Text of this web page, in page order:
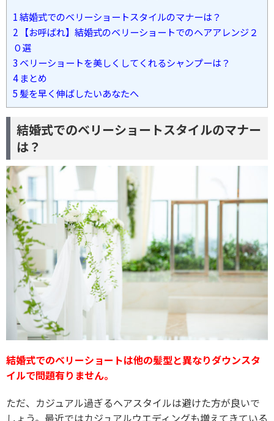
1結婚式でのベリーショートスタイルのマナーは？
2 【お呼ばれ】結婚式のベリーショートでのヘアアレンジ２
０選
3 ベリーショートを美しくしてくれるシャンプーは？
4まとめ
5 髪を早く伸ばしたいあなたへ
結婚式でのベリーショートスタイルのマナー
は？
結婚式でのベリーショートは他の髪型と異なりダウンスタ
イルで問題有りません。
ただ、カジュアル過ぎるヘアスタイルは避けた方が良いで
しょう。最近ではカジュアルウエディングも増えてきている